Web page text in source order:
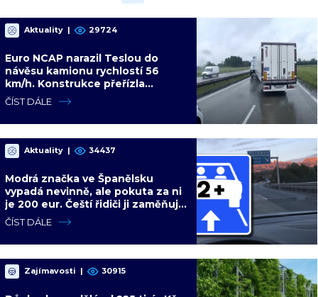
Aktuality | 29724
Euro NCAP narazil Teslou do
návěsu kamionu rychlostí 56
km/h. Konstrukce přeřízla
kabinu, figurína neměla šanci
ČÍST DÁLE
Aktuality | 34437
Modrá značka ve Španělsku
vypadá nevinně, ale pokuta za ni
je 200 eur. Čeští řidiči ji zaměňují
za informační ceduli
ČÍST DÁLE
Zajímavosti | 30915